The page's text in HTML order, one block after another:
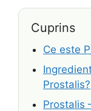
Cuprins
Ce este
Prostalis?
Prostalis